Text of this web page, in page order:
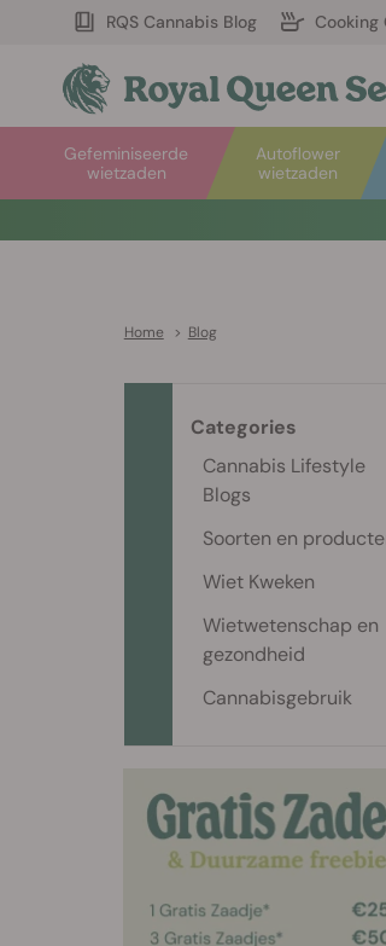
RQS Cannabis Blog Cooking
Autoflower
wietzaden
Gefeminiseerde
wietzaden
Home > Blog
Categories
Cannabis Lifestyle
Blogs
Soorten en
Wiet Kweken
Wietwetenschap en
gezondheid
Cannabisgebruik